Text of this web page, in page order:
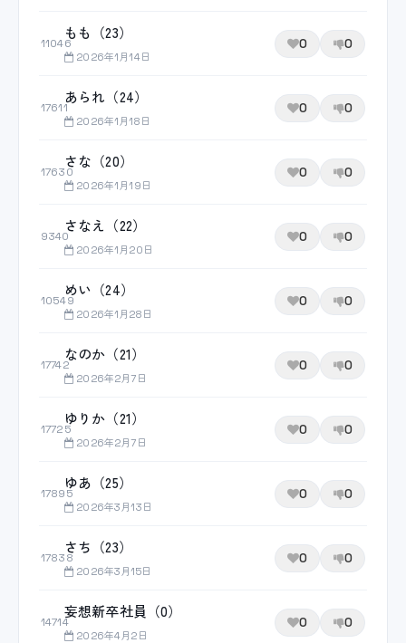
11046
もも（23）
2026年1月14日
0 0
17611
あられ（24）
2026年1月18日
0 0
17630
さな（20）
2026年1月19日
0 0
9340
さなえ（22）
2026年1月20日
0 0
10549
めい（24）
2026年1月28日
0 0
17742
なのか（21）
2026年2月7日
0 0
17725
ゆりか（21）
2026年2月7日
0 0
17895
ゆあ（25）
2026年3月13日
0 0
17838
さち（23）
2026年3月15日
0 0
14714
妄想新卒社員（0）
2026年4月2日
0 0